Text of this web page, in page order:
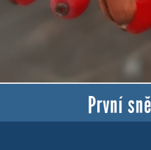
První